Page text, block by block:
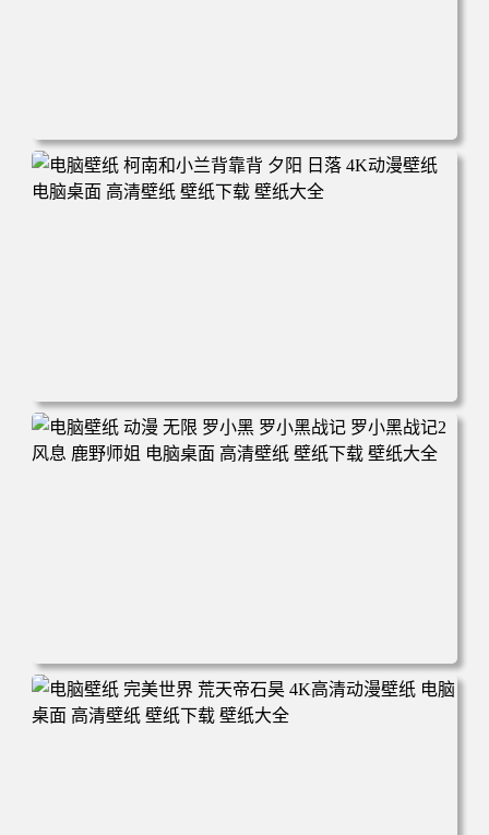
电脑壁纸 动漫 兔子朱迪 狐狸尼克 疯狂动物城 秋叶 秋天森
林 蓝天 4k壁纸 电脑桌面 高清壁纸 壁纸下载 壁纸大全
电脑壁纸 柯南和小兰背靠背 夕阳 日落 4K动漫壁纸 电脑桌
面 高清壁纸 壁纸下载 壁纸大全
电脑壁纸 动漫 无限 罗小黑 罗小黑战记 罗小黑战记2 风息
鹿野师姐 电脑桌面 高清壁纸 壁纸下载 壁纸大全